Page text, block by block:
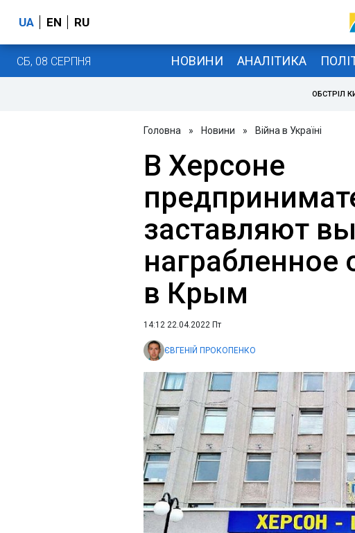
UA EN RU
СБ, 08 СЕРПНЯ НОВИНИ АНАЛІТИКА
ОБСТРІЛ
Головна » Новини » Війна в Україні
В Херсоне
заставляют
награбленное
в Крым
14:12 22.04.2022 Пт
ЄВГЕНІЙ ПРОКОПЕНКО